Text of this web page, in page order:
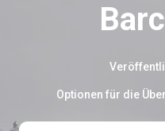
Optionen für die